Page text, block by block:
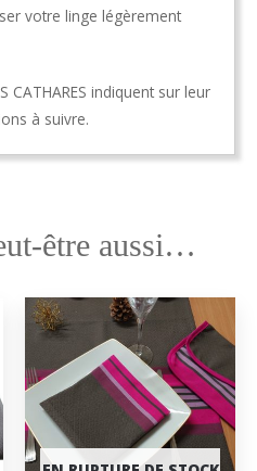
votre linge légèrement
CATHARES indiquent sur leur
à suivre.
être aussi…